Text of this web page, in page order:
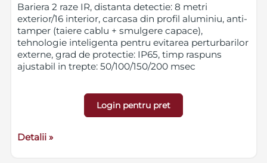
Bariera 2 raze IR, distanta detectie: 8 metri
exterior/16 interior, carcasa din profil aluminiu, anti-
tamper (taiere cablu + smulgere capace),
tehnologie inteligenta pentru evitarea perturbarilor
externe, grad de protectie: IP65, timp raspuns
ajustabil in trepte: 50/100/150/200 msec
Login pentru pret
Detalii »